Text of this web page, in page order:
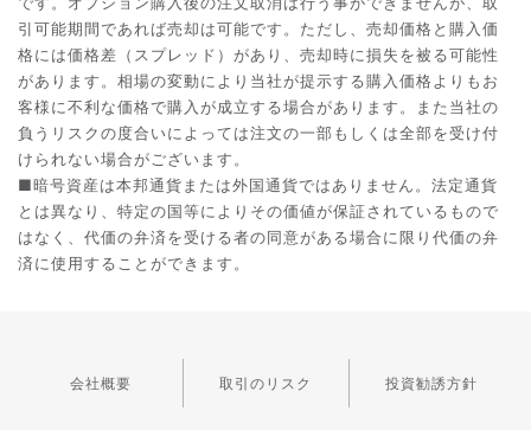
引可能期間であれば売却は可能です。ただし、売却価格と購入価
格には価格差（スプレッド）があり、売却時に損失を被る可能性
があります。相場の変動により当社が提示する購入価格よりもお
客様に不利な価格で購入が成立する場合があります。また当社の
負うリスクの度合いによっては注文の一部もしくは全部を受け付
けられない場合がございます。
■暗号資産は本邦通貨または外国通貨ではありません。法定通貨
とは異なり、特定の国等によりその価値が保証されているもので
はなく、代価の弁済を受ける者の同意がある場合に限り代価の弁
済に使用することができます。
会社概要 取引のリスク 投資勧誘方針